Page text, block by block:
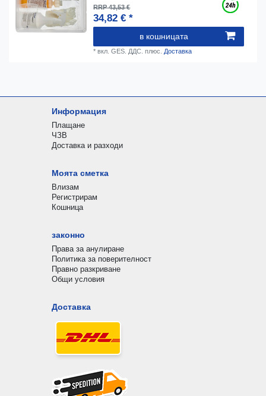
RRP 43,53 €
34,82 € *
в кошницата
*вкл. GES. ДДС. плюс. Доставка
Информация
Плащане
ЧЗВ
Доставка и разходи
Моята сметка
Влизам
Регистрирам
Кошница
законно
Права за анулиране
Политика за поверителност
Правно разкриване
Общи условия
Доставка